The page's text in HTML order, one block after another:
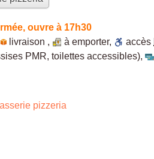
ouvre à 17h30
livraison , à emporter, accès
PMR, toilettes accessibles),
pizzeria